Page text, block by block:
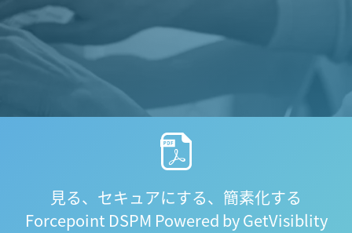
見る、セキュアにする、簡素化する
Forcepoint DSPM Powered by GetVisiblity